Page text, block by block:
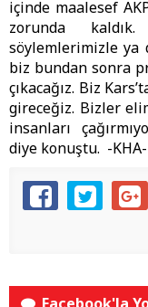
içinde maalesef
zorunda
söylemlerimizle ya
biz bundan sonra
çıkacağız. Biz
gireceğiz. Bizler
insanları
diye konuştu. -KHA-